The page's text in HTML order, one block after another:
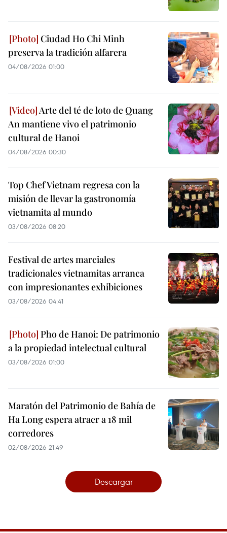
Ciudad Ho Chi Minh
preserva la tradición alfarera
04/08/2026 01:00
Arte del té de loto de Quang
An mantiene vivo el patrimonio
cultural de Hanoi
04/08/2026 00:30
Top Chef Vietnam regresa con la
misión de llevar la gastronomía
vietnamita al mundo
03/08/2026 08:20
Festival de artes marciales
tradicionales vietnamitas arranca
con impresionantes exhibiciones
03/08/2026 04:41
Pho de Hanoi: De patrimonio
a la propiedad intelectual cultural
03/08/2026 01:00
Maratón del Patrimonio de Bahía de
Ha Long espera atraer a 18 mil
corredores
02/08/2026 21:49
Descargar